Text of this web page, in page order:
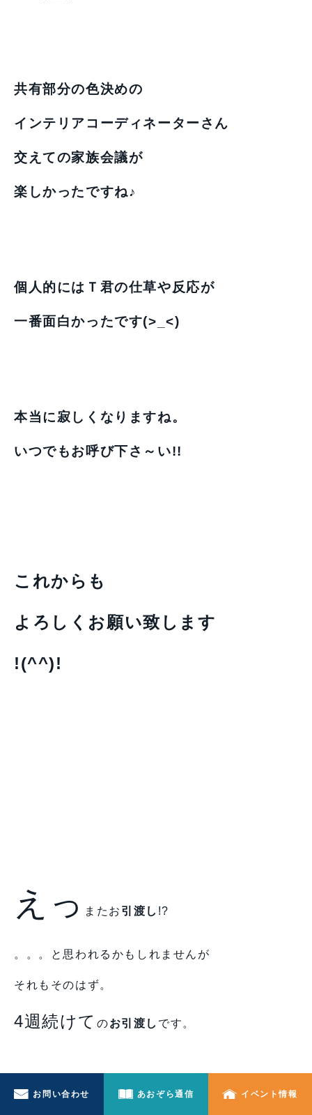
共有部分の色決めの
インテリアコーディネーターさん
交えての家族会議が
楽しかったですね♪
個人的にはＴ君の仕草や反応が
一番面白かったです(>_<)
本当に寂しくなりますね。
いつでもお呼び下さ～い!!
これからも
よろしくお願い致します
!(^^)!
えっ またお 引渡し !?
。。。と思われるかもしれませんが
それもそのはず。
4週続けて のお引渡し です。
お問い合わせ あおぞら通信 イベント情報